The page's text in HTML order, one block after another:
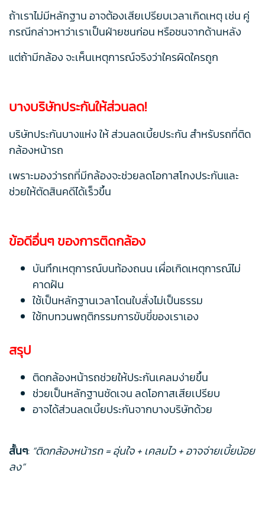
ถ้าเราไม่มีหลักฐาน อาจต้องเสียเปรียบเวลาเกิดเหตุ เช่น คู่
กรณีกล่าวหาว่าเราเป็นฝ่ายชนก่อน หรือชนจากด้านหลัง
แต่ถ้ามีกล้อง จะเห็นเหตุการณ์จริงว่าใครผิดใครถูก
บางบริษัทประกันให้ส่วนลด!
บริษัทประกันบางแห่ง ให้ ส่วนลดเบี้ยประกัน สำหรับรถที่ติด
กล้องหน้ารถ
เพราะมองว่ารถที่มีกล้องจะช่วยลดโอกาสโกงประกันและ
ช่วยให้ตัดสินคดีได้เร็วขึ้น
ข้อดีอื่นๆ ของการติดกล้อง
บันทึกเหตุการณ์บนท้องถนน เผื่อเกิดเหตุการณ์ไม่
คาดฝัน
ใช้เป็นหลักฐานเวลาโดนใบสั่งไม่เป็นธรรม
ใช้ทบทวนพฤติกรรมการขับขี่ของเราเอง
สรุป
ติดกล้องหน้ารถช่วยให้ประกันเคลมง่ายขึ้น
ช่วยเป็นหลักฐานชัดเจน ลดโอกาสเสียเปรียบ
อาจได้ส่วนลดเบี้ยประกันจากบางบริษัทด้วย
สั้นๆ: “ติดกล้องหน้ารถ = อุ่นใจ + เคลมไว + อาจจ่ายเบี้ยน้อย
ลง”